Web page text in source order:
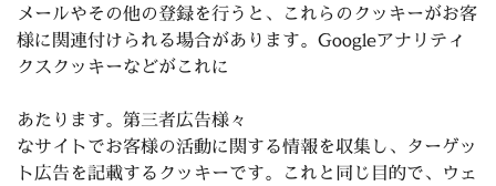
メールやその他の登録を行うと、これらのクッキーがお客
様に関連付けられる場合があります。Googleアナリティ
クスクッキーなどがこれに
あたり ます。 第三者広告様々
なサイトでお客様の活動に関する情報を収集し、ターゲッ
ト広告を記載するクッキーです。これと同じ目的で、ウェ